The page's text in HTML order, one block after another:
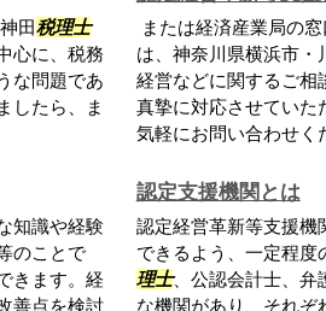
田税理士
心に、税務
な問題であ
したら、ま
または経済産業局の
は、神奈川県横浜市・
経営などに関するご相
真摯に対応させていた
気軽にお問い合わせく
知識や経験
のことで
きます。経
善点を検討
認定支援機関とは
認定経営革新等支援機
できるよう、一定程度
理士、公認会計士、弁
な機関があり、それぞ